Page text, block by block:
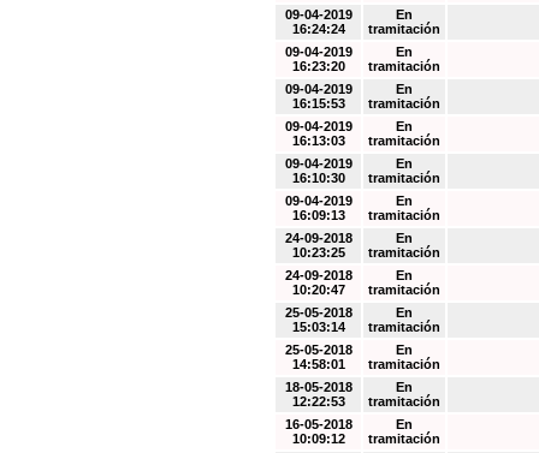
09-04-2019
16:24:24
En
tramitación
09-04-2019
16:23:20
En
tramitación
09-04-2019
16:15:53
En
tramitación
09-04-2019
16:13:03
En
tramitación
09-04-2019
16:10:30
En
tramitación
09-04-2019
16:09:13
En
tramitación
24-09-2018
10:23:25
En
tramitación
24-09-2018
10:20:47
En
tramitación
25-05-2018
15:03:14
En
tramitación
25-05-2018
14:58:01
En
tramitación
18-05-2018
12:22:53
En
tramitación
16-05-2018
10:09:12
En
tramitación